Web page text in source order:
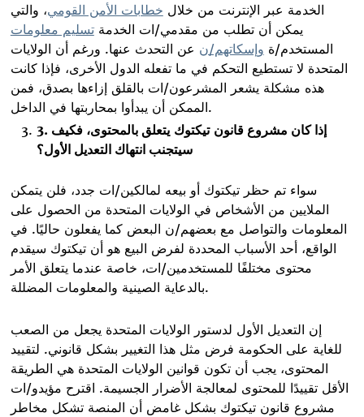
الخدمة عبر الإنترنت من خلال خطابات الأمن القومي، والتي
يمكن أن تطلب من مقدمي/ات الخدمةتسليم معلومات
المستخدم/ة وإسكاتهم/ن عن التحدث عنها. ورغم أن الولايات
المتحدة لا تستطيع التحكم في ما تفعله الدول الأخرى، فإذا كانت
هذه مشكلة يشعر المشرعون/ات بالقلق إزاءها بصدق، فمن
الممكن أن يبدأوا بمحاربتها في الداخل.
3. إذا كان مشروع قانون تيكتوك يتعلق بالمحتوى، فكيف
سيتجنب انتهاك التعديل الأول؟
سواء تم حظر تيكتوك أو بيعه لمالكين/ات جدد، فلن يتمكن
الملايين من الأشخاص في الولايات المتحدة من الحصول على
المعلومات والتواصل مع بعضهم/ن البعض كما يفعلون حاليًا. في
الواقع، أحد الأسباب المحددة لفرض البيع هو أن تيكتوك سيقدم
محتوى مختلفًا للمستخدمين/ات، خاصة عندما يتعلق الأمر
بالدعاية الصينية والمعلومات المضللة.
إن التعديل الأول لدستور الولايات المتحدة يجعل من الصعب
للغاية على الحكومة فرض مثل هذا التغيير بشكل قانوني. لتقييد
المحتوى، يجب أن تكون قوانين الولايات المتحدة هي الطريقة
الأقل تقييدًا للمحتوى لمعالجة الأضرار الجسيمة. اقترح مؤيدو/ات
مشروع قانون تيكتوك بشكل غامض أن المنصة تشكل مخاطر